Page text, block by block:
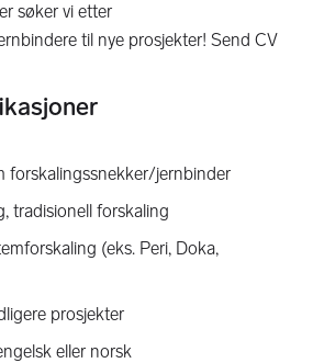
søker vi etter
til nye prosjekter! Send CV
forskalingssnekker/jernbinder
tradisionell forskaling
(eks. Peri, Doka,
prosjekter
eller norsk